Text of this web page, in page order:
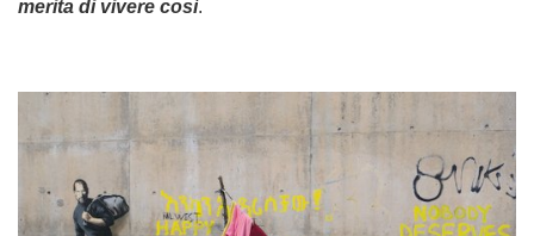
merita di vivere così.